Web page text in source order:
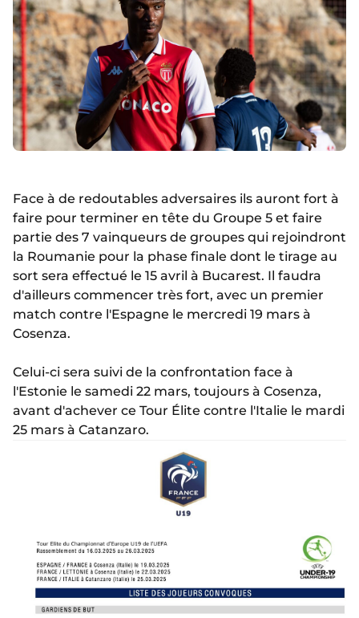
Face à de redoutables adversaires ils auront fort à
faire pour terminer en tête du Groupe 5 et faire
partie des 7 vainqueurs de groupes qui rejoindront
la Roumanie pour la phase finale dont le tirage au
sort sera effectué le 15 avril à Bucarest. Il faudra
d'ailleurs commencer très fort, avec un premier
match contre l'Espagne le mercredi 19 mars à
Cosenza.
Celui-ci sera suivi de la confrontation face à
l'Estonie le samedi 22 mars, toujours à Cosenza,
avant d'achever ce Tour Élite contre l'Italie le mardi
25 mars à Catanzaro.